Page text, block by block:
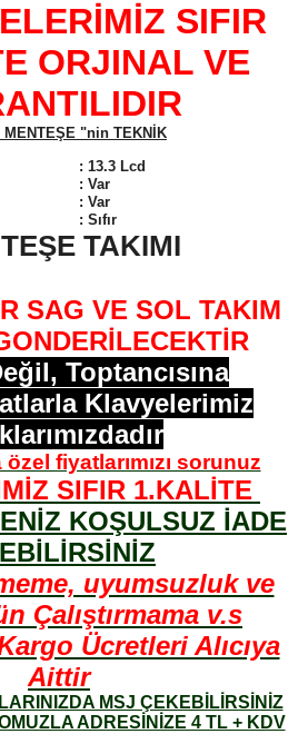
SIFIR
ORJINAL VE
MENTEŞE "nin TEKNİK
: 13.3 Lcd
: Var
: Var
: Sıfır
TAKIMI
SAG VE SOL TAKIM
Toptancısına
Klavyelerimiz
fiyatlarımızı sorunuz
SIFIR 1.KALİTE
KOŞULSUZ İADE
uyumsuzluk ve
Çalıştırmama v.s
Ücretleri Alıcıya
Aittir
MSJ ÇEKEBİLİRSİNİZ
ADRESİNİZE 4 TL + KDV